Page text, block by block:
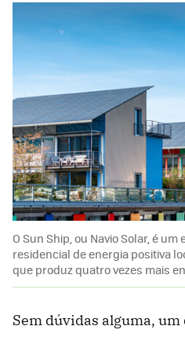
O Sun Ship, ou Navio Solar, é
residencial de energia positiva
que produz quatro vezes mais
Sem dúvidas alguma,